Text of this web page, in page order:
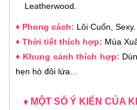
Leatherwood.
♦ Phong cách: Lôi Cuốn, Sexy.
♦ Thời tiết thích hợp: Mùa
♦ Khung cảnh thích hợp:
hẹn hò đôi lứa
♦ MỘT SỐ Ý KIẾN CỦA